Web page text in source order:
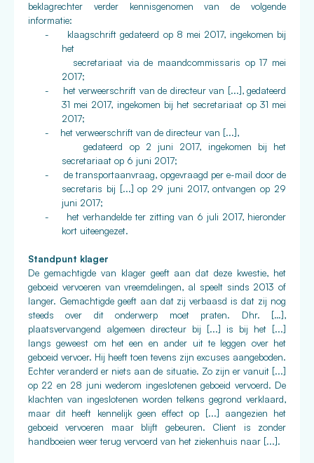
beklagrechter verder kennisgenomen van de volgende
informatie:
-
klaagschrift gedateerd op 8 mei 2017, ingekomen bij
het
secretariaat via de maandcommissaris op 17 mei
2017;
-
het verweerschrift van de directeur van [...], gedateerd
31 mei 2017, ingekomen bij het secretariaat op 31 mei
2017;
-
het verweerschrift van de directeur van [...],
gedateerd op 2 juni 2017, ingekomen bij het
secretariaat op 6 juni 2017;
-
de transportaanvraag, opgevraagd per e-mail door de
secretaris bij [...] op 29 juni 2017, ontvangen op 29
juni 2017;
-
het verhandelde ter zitting van 6 juli 2017, hieronder
kort uiteengezet.
Standpunt klager
De gemachtigde van klager geeft aan dat deze kwestie, het
geboeid vervoeren van vreemdelingen, al speelt sinds 2013 of
langer. Gemachtigde geeft aan dat zij verbaasd is dat zij nog
steeds over dit onderwerp moet praten. Dhr. […],
plaatsvervangend algemeen directeur bij [...] is bij het [...]
langs geweest om het een en ander uit te leggen over het
geboeid vervoer. Hij heeft toen tevens zijn excuses aangeboden.
Echter veranderd er niets aan de situatie. Zo zijn er vanuit [...]
op 22 en 28 juni wederom ingeslotenen geboeid vervoerd. De
klachten van ingeslotenen worden telkens gegrond verklaard,
maar dit heeft kennelijk geen effect op [...] aangezien het
geboeid vervoeren maar blijft gebeuren. Client is zonder
handboeien weer terug vervoerd van het ziekenhuis naar [...].